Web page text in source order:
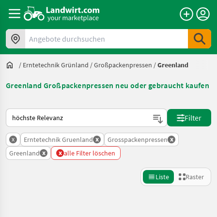
Angebote durchsuchen
/ Erntetechnik Grünland /Großpackenpressen /Greenland
Greenland Großpackenpressen neu oder gebraucht kaufen
So wird auf Landwirt.com sortiert
Filter
x Erntetechnik Gruenland x Grosspackenpressen x
Greenland x x alle Filter löschen
Liste Raster